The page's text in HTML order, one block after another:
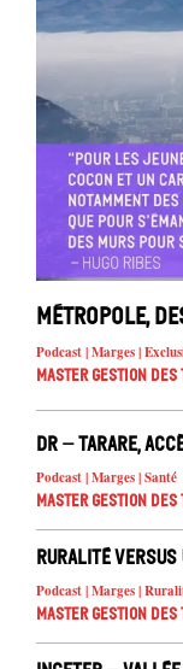
Métropole,
Podcast | Marges |
Master Gestion
DR – Tarare,
Podcast | Marges | Santé
Master Gestion
Ruralité versus
Podcast | Marges |
Master Gestion